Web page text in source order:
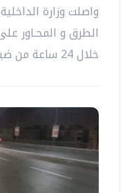
واصلت وزارة
الطرق و المحـاور
خلال 24 ساعة من ضبط 120...